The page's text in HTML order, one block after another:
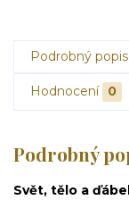
Podrobný
Hodnocení 0
Podrobný
Svět, tělo a